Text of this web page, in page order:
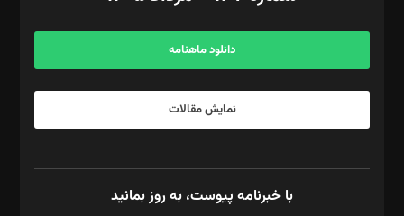
آگهی و مشترکین: ۰۹۱۹۹۹۹۰۴۵۴
دانلود ماهنامه
نمایش مقالات
با خبرنامه پیوست، به روز بمانید